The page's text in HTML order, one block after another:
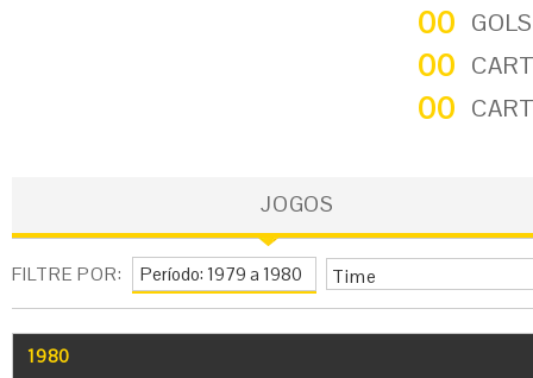
00
00
00
JOGOS
FILTRE POR: Time
1980